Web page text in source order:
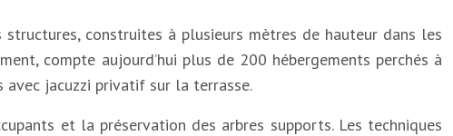
construites à plusieurs mètres de hauteur dans les
compte aujourd’hui plus de 200 hébergements perchés à
avec jacuzzi privatif sur la terrasse.
et la préservation des arbres supports. Les techniques